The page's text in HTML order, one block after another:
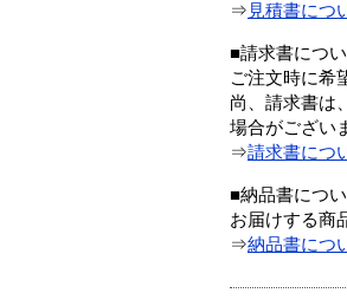
⇒ 見積書につ
■請求書につ
ご注文時に希
尚、請求書は
場合がござい
⇒請求書につ
■納品書につ
お届けする商
⇒納品書につ